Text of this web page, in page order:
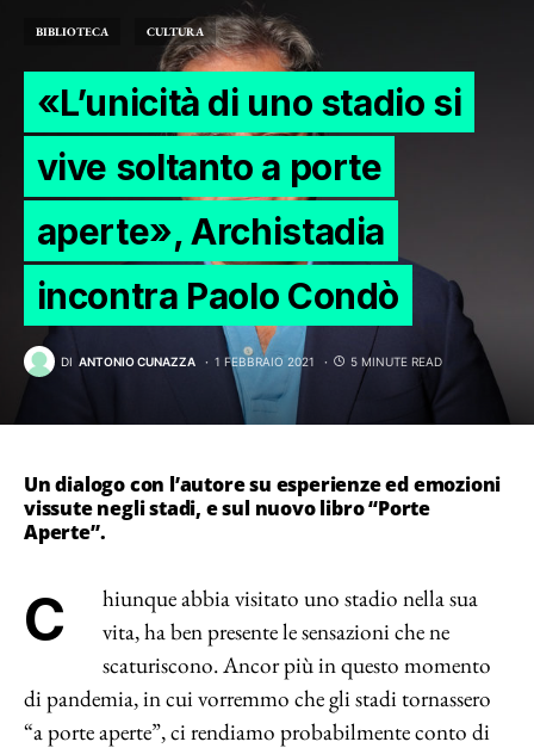
BIBLIOTECA CULTURA
«L’unicità di uno stadio si
vive soltanto a porte
aperte», Archistadia
incontra Paolo Condò
DI ANTONIO CUNAZZA 1 FEBBRAIO 2021 5 MINUTE READ
Un dialogo con l’autore su esperienze ed emozioni
vissute negli stadi, e sul nuovo libro “Porte
Aperte”.
Chiunque abbia visitato uno stadio nella sua
vita, ha ben presente le sensazioni che ne
scaturiscono. Ancor più in questo momento
di pandemia, in cui vorremmo che gli stadi tornassero
“a porte aperte”, ci rendiamo probabilmente conto di